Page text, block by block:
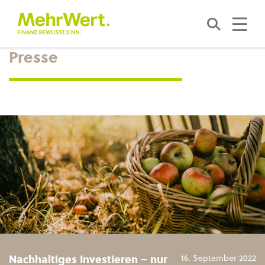
Presse
16. September 2022
Nachhaltiges Investieren – nur